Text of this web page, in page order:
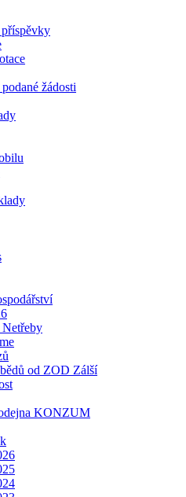
žádosti
Netřeby
od ZOD Zálší
KONZUM